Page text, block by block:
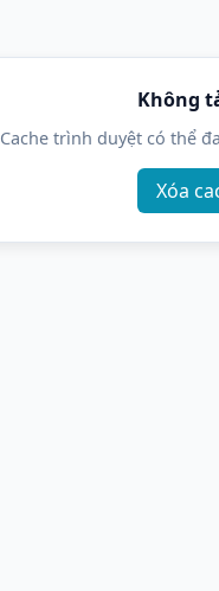
Không
Cache trình duyệt có thể
Xóa